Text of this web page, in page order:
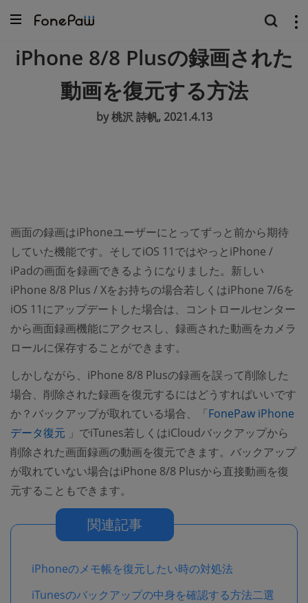
iPhone 8/8 Plusの録画された
動画を復元する方法
by 桃沢 詩帆, 2021.4.13
画面の録画はiPhoneユーザーにとってずっと前から期待
していた機能です。そしてiOS 11ではやっとiPhone /
iPadの画面を録画できるようになりました。新しい
iPhone 8/8 Plus / Xをお持ちの場合若しくはiPhone 7/6を
iOS 11にアップデートした場合は、コントロールセンター
から画面録画機能にアクセスし、録画された動画をカメラ
ロールに保存することができます。
しかしながら、iPhone 8/8 Plusの録画を誤って削除した
場合、削除された録画を復元するにはどうすればいいです
か？バックアップが取れている場合、「FonePaw iPhone
データ復元 (opens new window)
」でiTunes若しくはiCloudバックアップから
削除された画面録画の動画を復元できます。バックアップ
が取れていない場合はiPhone 8/8 Plusから直接動画を復
元することもできます。
関連記事
iPhoneのメモ帳を復元したい時の対処法
iTunesのバックアップの中身を確認する方法二選